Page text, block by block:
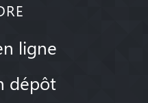
ligne
dépôt